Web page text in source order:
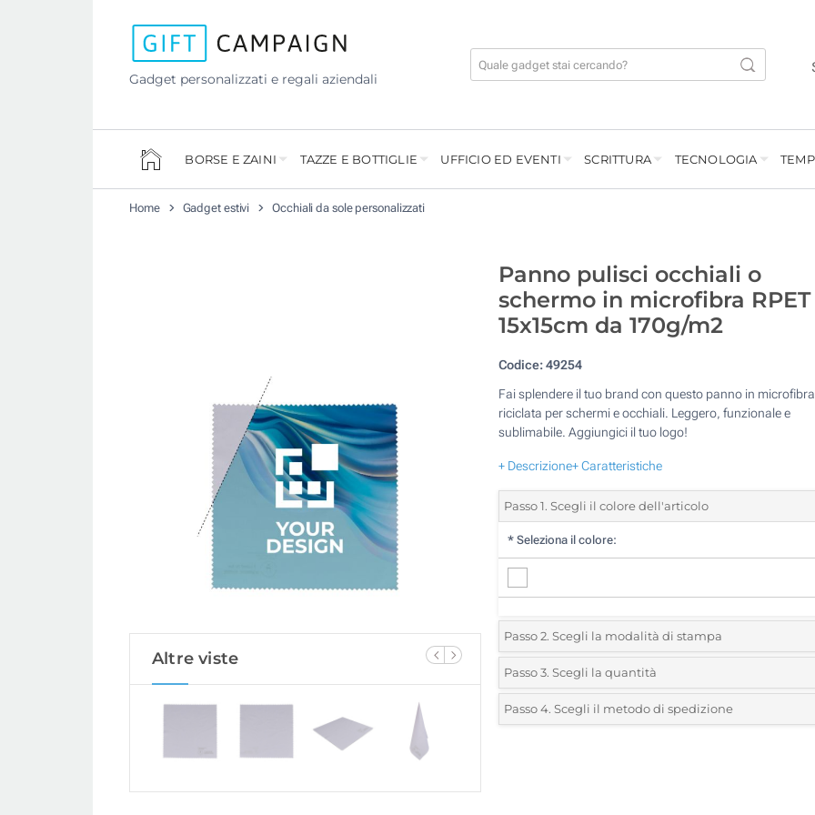
Gadget personalizzati e regali aziendali
BORSE E ZAINI TAZZE E BOTTIGLIE UFFICIO ED EVENTI SCRITTURA TECNOLOGIA
Home Gadget estivi Occhiali da sole personalizzati
Altre viste
Panno pulisci occhiali o
schermo in microfibra RPET
15x15cm da 170g/m2
Codice: 49254
Fai splendere il tuo brand con questo panno in microfibra
riciclata per schermi e occhiali. Leggero, funzionale e
sublimabile. Aggiungici il tuo logo!
+ Descrizione+ Caratteristiche
Passo 1. Scegli il colore dell'articolo
* Seleziona il colore:
Passo 2. Scegli la modalità di stampa
*Seleziona la posizione di stampa e il colore del vostro
Sublimazione full color (Su un lato)
Passo 3. Scegli la quantità
*Quantità desiderata:
Passo 4. Scegli il metodo di spedizione